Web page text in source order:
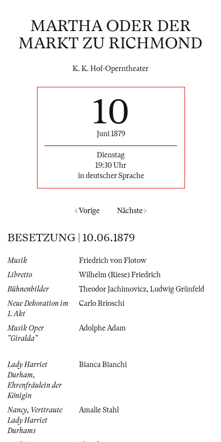
MARTHA ODER DER
MARKT ZU RICHMOND
K. K. Hof-Operntheater
10
Juni 1879
Dienstag
19:30 Uhr
in deutscher Sprache
Vorige Nächste
BESETZUNG | 10.06.1879
Musik
Friedrich von Flotow
Libretto
Wilhelm (Riese) Friedrich
Bühnenbilder
Theodor Jachimovicz,Ludwig Grünfeld
Neue Dekoration im
1. Akt
Carlo Brioschi
Musik Oper
"Giralda"
Adolphe Adam
Lady Harriet
Durham,
Ehrenfräulein der
Königin
Bianca Bianchi
Nancy, Verttraute
Lady Harriet
Durhams
Amalie Stahl